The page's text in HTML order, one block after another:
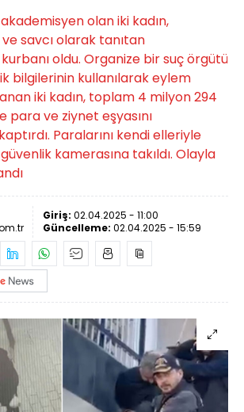
olan iki kadın,
savcı olarak tanıtan
kurbanı oldu. Organize bir suç örgütü
bilgilerinin kullanılarak eylem
iki kadın, toplam 4 milyon 294
para ve ziynet eşyasını
Paralarını kendi elleriyle
kamerasına takıldı. Olayla
Giriş: 02.04.2025 - 11:00
Güncelleme: 02.04.2025 - 15:59